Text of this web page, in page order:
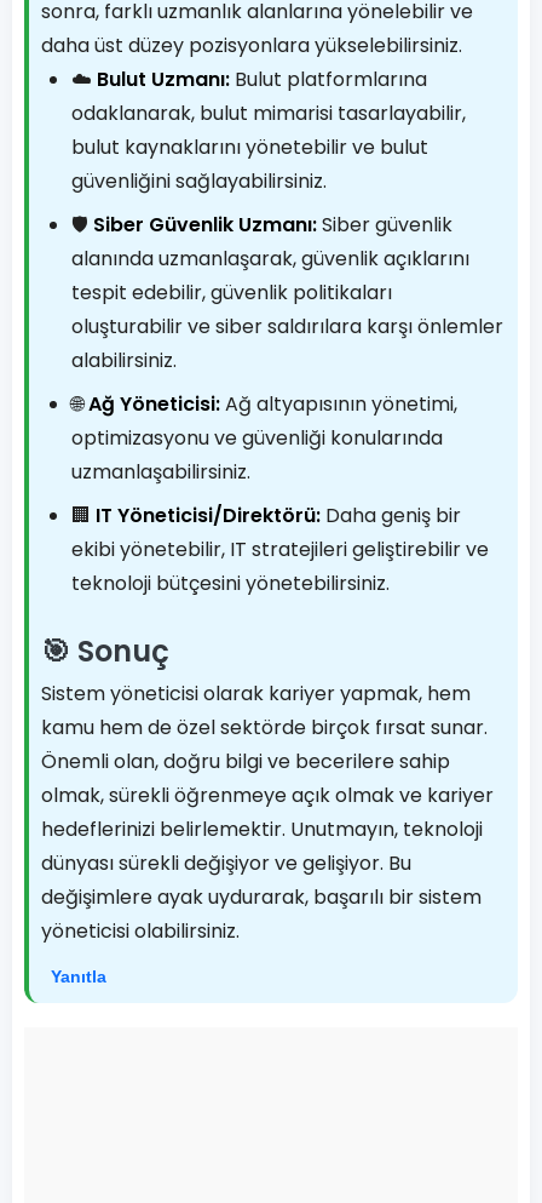
sonra, farklı uzmanlık alanlarına yönelebilir ve
daha üst düzey pozisyonlara yükselebilirsiniz.
☁️ Bulut Uzmanı: Bulut platformlarına
odaklanarak, bulut mimarisi tasarlayabilir,
bulut kaynaklarını yönetebilir ve bulut
güvenliğini sağlayabilirsiniz.
🛡️ Siber Güvenlik Uzmanı:Siber güvenlik
alanında uzmanlaşarak, güvenlik açıklarını
tespit edebilir, güvenlik politikaları
oluşturabilir ve siber saldırılara karşı önlemler
alabilirsiniz.
🌐Ağ Yöneticisi:Ağ altyapısının yönetimi,
optimizasyonu ve güvenliği konularında
uzmanlaşabilirsiniz.
🏢 IT Yöneticisi/Direktörü: Daha geniş bir
ekibi yönetebilir, IT stratejileri geliştirebilir ve
teknoloji bütçesini yönetebilirsiniz.
🎯 Sonuç
Sistem yöneticisi olarak kariyer yapmak, hem
kamu hem de özel sektörde birçok fırsat sunar.
Önemli olan, doğru bilgi ve becerilere sahip
olmak, sürekli öğrenmeye açık olmak ve kariyer
hedeflerinizi belirlemektir. Unutmayın, teknoloji
dünyası sürekli değişiyor ve gelişiyor. Bu
değişimlere ayak uydurarak, başarılı bir sistem
yöneticisi olabilirsiniz.
Yanıtla